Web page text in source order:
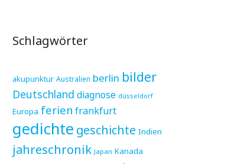
Schlagwörter
akupunktur Australien berlin bilder
Deutschland diagnose düsseldorf
Europa ferien frankfurt
gedichte geschichte Indien
jahreschronik Japan Kanada